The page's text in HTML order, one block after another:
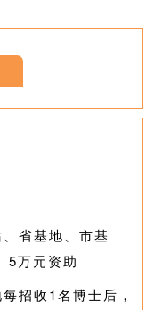
省基地、市基
5万元资助
招收1名博士后，